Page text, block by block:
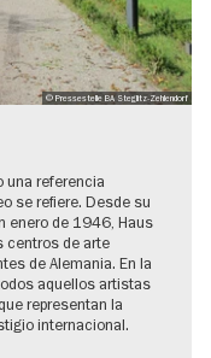
© Pressestelle BA Steglitz-Zehlendorf
una referencia
se refiere. Desde su
enero de 1946, Haus
centros de arte
de Alemania. En la
aquellos artistas
representan la
internacional.